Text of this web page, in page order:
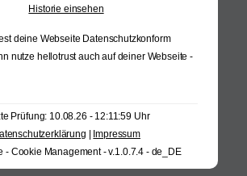
Historie einsehen
deine Webseite Datenschutzkonform
nutze hellotrust auch auf deiner Webseite -
Prüfung: 10.08.26 - 12:11:59 Uhr
| Impressum
- Cookie Management - v.1.0.7.4 - de_DE